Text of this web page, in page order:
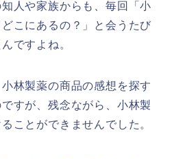
人や家族からも、毎回「小
こにあるの？」と会うたび
ですよね。
林製薬の商品の感想を探す
すが、残念ながら、小林製
ことができませんでした。